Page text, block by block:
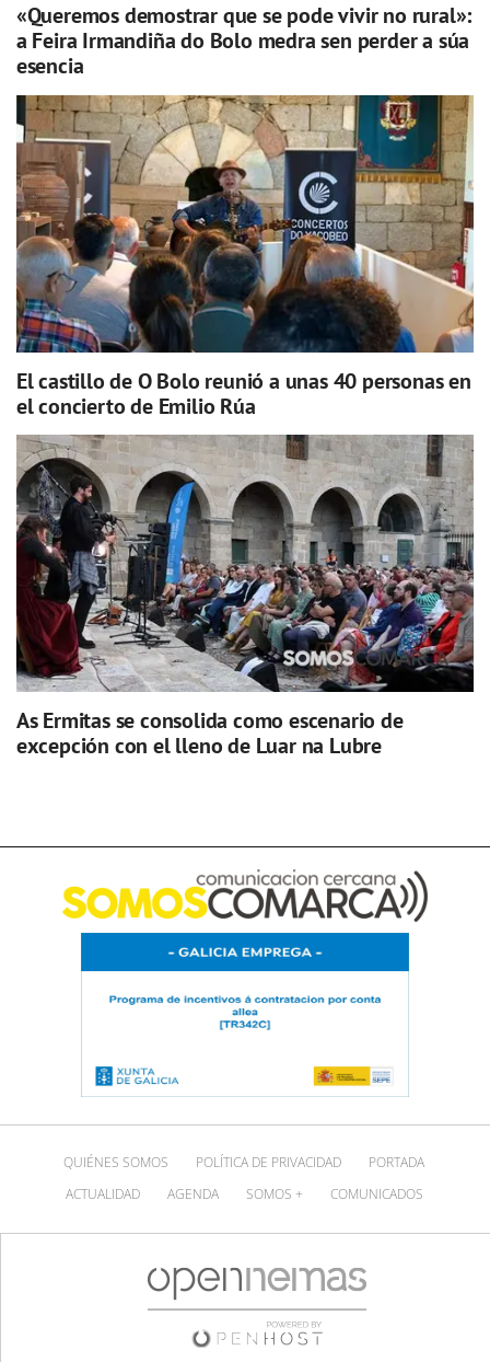
«Queremos demostrar que se pode vivir no rural»:
a Feira Irmandiña do Bolo medra sen perder a súa
esencia
El castillo de O Bolo reunió a unas 40 personas en
el concierto de Emilio Rúa
As Ermitas se consolida como escenario de
excepción con el lleno de Luar na Lubre
QUIÉNES SOMOS POLÍTICA DE PRIVACIDAD
PORTADA
ACTUALIDAD
AGENDA SOMOS + COMUNICADOS